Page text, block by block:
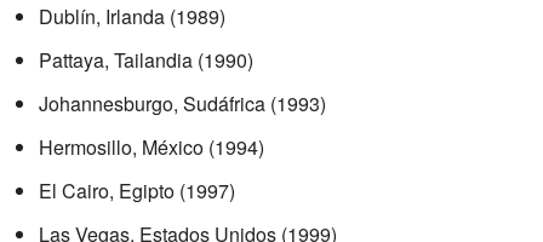
Dublín, Irlanda (1989)
Pattaya, Tailandia (1990)
Johannesburgo, Sudáfrica (1993)
Hermosillo, México (1994)
El Cairo, Egipto (1997)
Las Vegas, Estados Unidos (1999)